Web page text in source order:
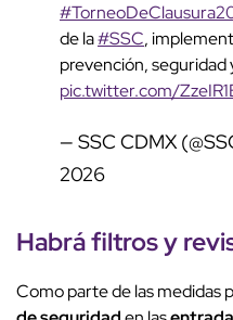
de la#SSC,
prevención, seguridad
pic.twitter.com/
— SSC CDMX
2026
Habrá filtros y
Como parte de las medidas